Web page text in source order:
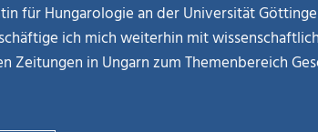
für Hungarologie an der Universität
ich mich weiterhin mit
Zeitungen in Ungarn zum Themenbereich